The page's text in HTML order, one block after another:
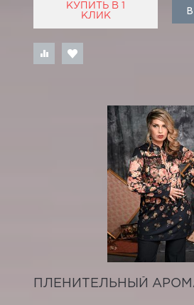
КУПИТЬ В 1
КЛИК
ПЛЕНИТЕЛЬНЫЙ